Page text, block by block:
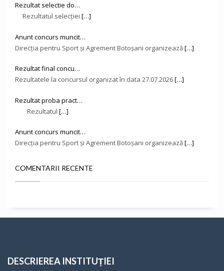
Rezultat selectie do…
Rezultatul selecției […]
Anunt concurs muncit…
Direcţia pentru Sport și Agrement Botoşani organizează[…]
Rezultat final concu…
Rezultatele la concursul organizat în data 27.07.2026[…]
Rezultat proba pract…
Rezultatul […]
Anunt concurs muncit…
Direcţia pentru Sport și Agrement Botoşani organizează[…]
COMENTARII RECENTE
DESCRIEREA INSTITUȚIEI